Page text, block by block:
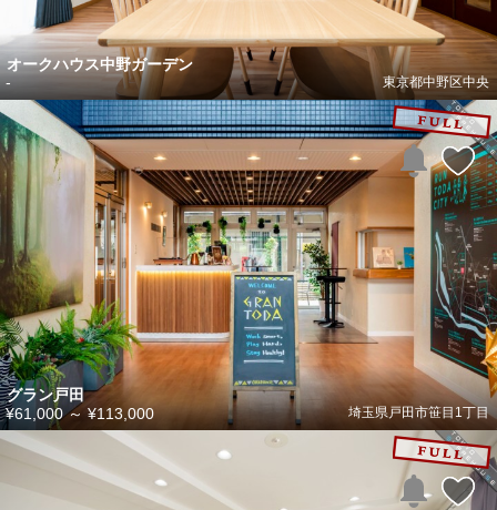
オークハウス中野ガーデン
東京都中野区中央
-
グラン戸田
埼玉県戸田市笹目1丁目
¥61,000～¥113,000